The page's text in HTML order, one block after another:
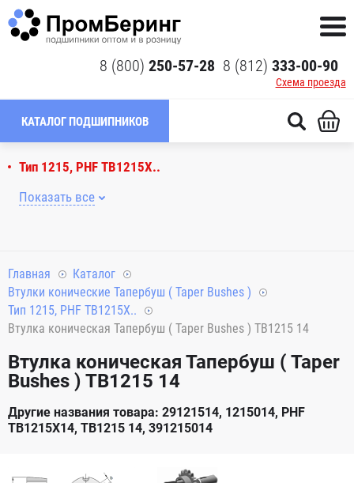
8 (800) 250-57-28 8 (812) 333-00-90
Схема проезда
КАТАЛОГ ПОДШИПНИКОВ
Тип 1215, PHF TB1215X..
Показать все
Главная
Каталог
Втулки конические Тапербуш ( Taper Bushes )
Тип 1215, PHF TB1215X..
Втулка коническая Тапербуш ( Taper Bushes ) TB1215 14
Втулка коническая Тапербуш ( Taper
Bushes ) TB1215 14
Другие названия товара: 29121514, 1215014, PHF
TB1215X14, TB1215 14, 391215014